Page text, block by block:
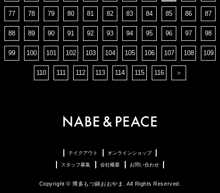
77 78 79 80 81 82 83 84 85 86 87
88 89 90 91 92 93 94 95 96 97 98
99 100 101 102 103 104 105 106 107 108 109
110 111 112 113 114 115 116 ＞
テイクアウト オンラインショップ
スタッフ募集 会社概要 お問い合わせ
Copyright © 博多もつ鍋おおやま. All Rights Reserved.